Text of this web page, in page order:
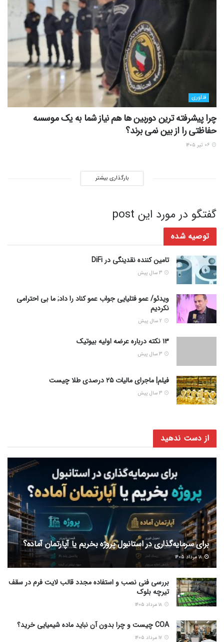
فناوری
چرا پیشرفته ترین دوربین ها هم نیاز شما به یک موسسه
حفاظتی را از بین نمی برند؟
بارگذاری بیشتر
گفتگو در مورد این post
توصیه شده
تامین کننده نقدینگی در DiFi
ویدئو/ عمو فتلیایی جواب عمو کناد را داد; ما بی احترامی
نکردیم
۱۳ نکته درباره عرضه اولیه بیوتیک
فیلم| ماجرای مالیات ۲۵ درصدی طلا چیست
از دست ندهید
برای سرمایه‌گذاری در استانبول پروژه بخریم یا آپارتمان آماده؟
۱۸ مرداد ۱۴۰۵
بررسی فنی نصب و استفاده مجدد قالب لایت فرم در سقف
تیرچه بلوک
COA چیست و چرا بدون آن نباید ماده شیمیایی خرید؟